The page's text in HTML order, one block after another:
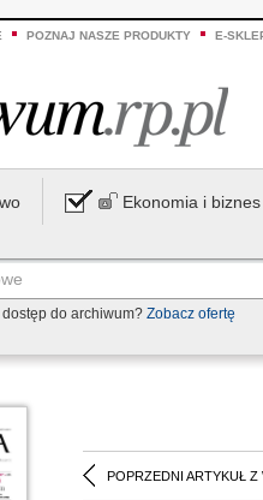
POZNAJ NASZE PRODUKTY E-
Ekonomia i biznes
do archiwum? Zobacz ofertę
POPRZEDNI ARTYKUŁ Z